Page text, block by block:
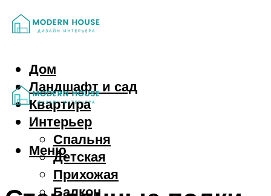
Дом
Ландшафт и сад
Квартира
Интерьер
Спальня
Детская
Прихожая
Балкон
Меню